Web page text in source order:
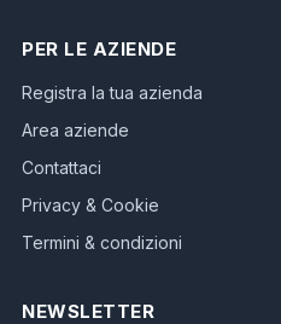
PER LE AZIENDE
Registra la tua azienda
Area aziende
Contattaci
Privacy & Cookie
Termini & condizioni
NEWSLETTER